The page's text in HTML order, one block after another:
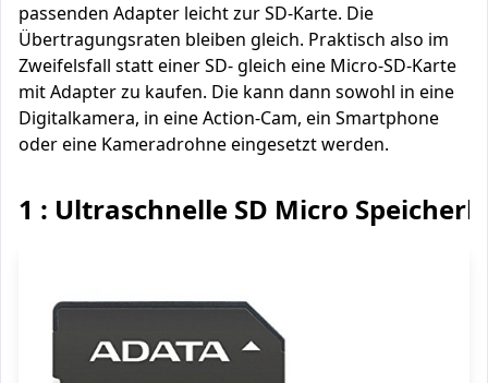
passenden Adapter leicht zur SD-Karte. Die
Übertragungsraten bleiben gleich. Praktisch also im
Zweifelsfall statt einer SD- gleich eine Micro-SD-Karte
mit Adapter zu kaufen. Die kann dann sowohl in eine
Digitalkamera, in eine Action-Cam, ein Smartphone
oder eine Kameradrohne eingesetzt werden.
1 : Ultraschnelle SD Micro